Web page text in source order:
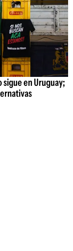
sigue en Uruguay;